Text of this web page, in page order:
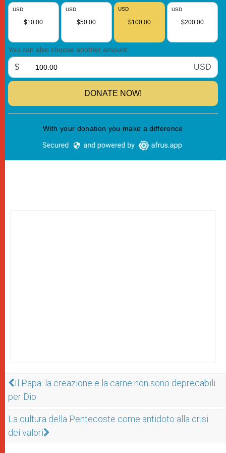
Il Papa: la creazione e la carne non sono deprecabili
per Dio
La cultura della Pentecoste come antidoto alla crisi
dei valori